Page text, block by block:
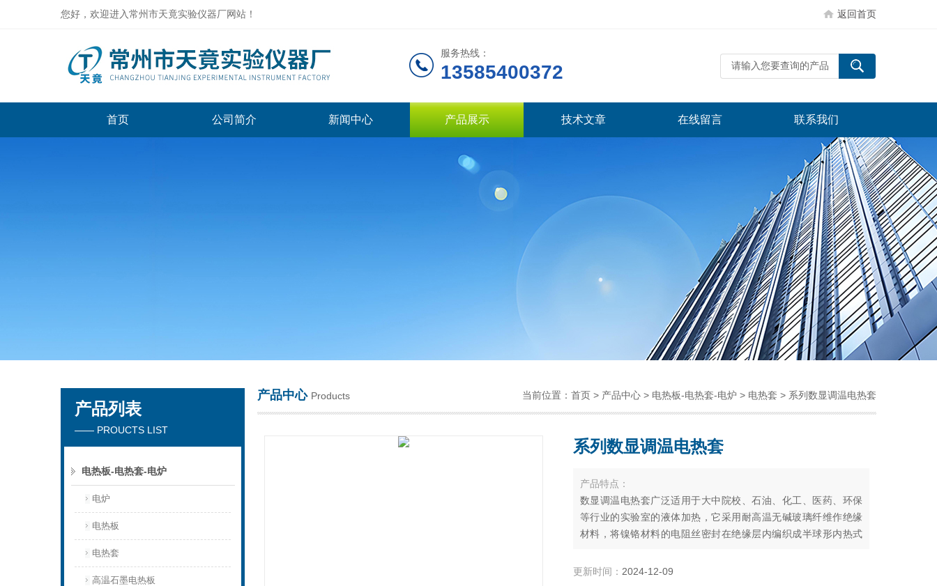
您好，欢迎进入常州市天竟实验仪器厂网站！ 返回首页
服务热线：
13585400372
首页 公司简介 新闻中心 产品展示 技术文章 在线留言 联系我们
产品列表
—— PROUCTS LIST
电热板-电热套-电炉
电炉
电热板
电热套
高温石墨电热板
产品中心 Products 当前位置： 首页 > 产品中心 > 电热板-电热套-电炉 > 电热套 > 系列数显调温电热套
系列数显调温电热套
产品特点：
数显调温电热套广泛适用于大中院校、石油、化工、医药、环保
等行业的实验室的液体加热，它采用耐高温无碱玻璃纤维作绝缘
材料，将镍铬材料的电阻丝密封在绝缘层内编织成半球形内热式
能等优点。
更新时间： 2024-12-09